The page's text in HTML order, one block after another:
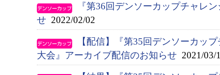
『第36回デンソーカップチャレ
せ 2022/02/02
【配信】『第35回デンソーカッ
大会』アーカイブ配信のお知らせ 2021/03/